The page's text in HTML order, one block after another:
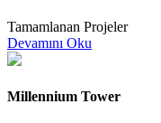
Tamamlanan Projeler
Devamını Oku
Millennium Tower